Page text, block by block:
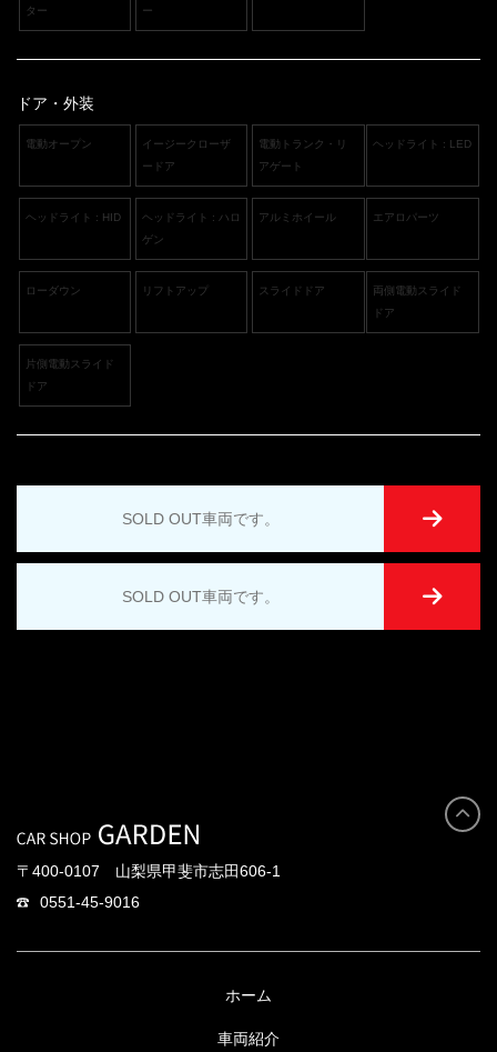
ター
ー
ドア・外装
電動オープン
イージークローザ
ードア
電動トランク・リ
アゲート
ヘッドライト : LED
ヘッドライト : HID
ヘッドライト : ハロ
ゲン
アルミホイール エアロパーツ
ローダウン リフトアップ スライドドア
両側電動スライド
ドア
片側電動スライド
ドア
SOLD OUT車両です。
SOLD OUT車両です。
〒400-0107 山梨県甲斐市志田606-1
0551-45-9016
ホーム
車両紹介